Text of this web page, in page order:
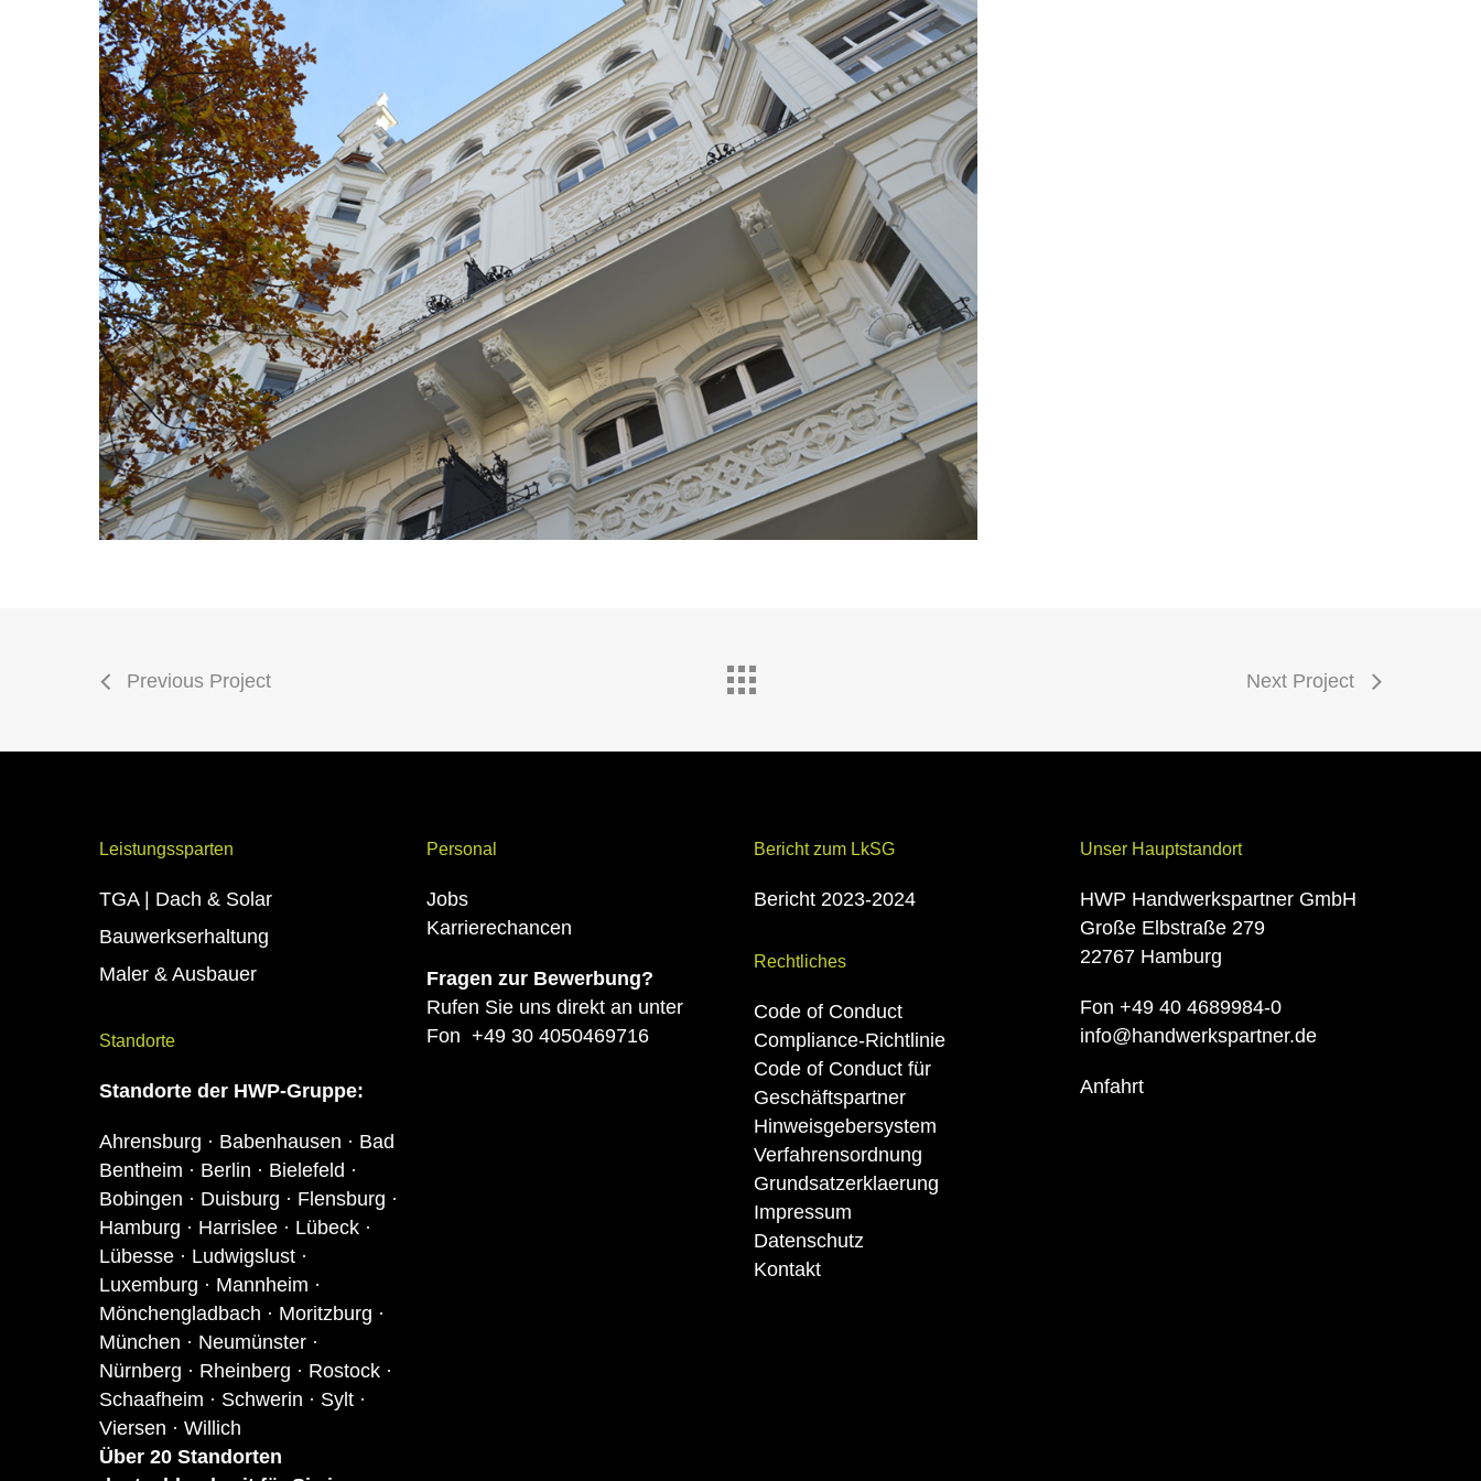
Previous Project Next Project
Leistungssparten
TGA | Dach & Solar
Bauwerkserhaltung
Maler & Ausbauer
Standorte
Standorte der HWP-Gruppe:
Ahrensburg · Babenhausen · Bad
Bentheim · Berlin · Bielefeld ·
Bobingen · Duisburg · Flensburg ·
Hamburg · Harrislee · Lübeck ·
Lübesse · Ludwigslust ·
Luxemburg · Mannheim ·
Mönchengladbach · Moritzburg ·
München · Neumünster ·
Nürnberg · Rheinberg · Rostock ·
Schaafheim · Schwerin · Sylt ·
Viersen · Willich
Über 20 Standorten
Personal
Jobs
Karrierechancen
Fragen zur Bewerbung?
Rufen Sie uns direkt an unter
Fon +49 30 4050469716
Bericht zum LkSG
Bericht 2023-2024
Rechtliches
Code of Conduct
Compliance-Richtlinie
Code of Conduct für
Geschäftspartner
Hinweisgebersystem
Verfahrensordnung
Grundsatzerklaerung
Impressum
Datenschutz
Kontakt
Unser Hauptstandort
HWP Handwerkspartner GmbH
Große Elbstraße 279
22767 Hamburg
Fon +49 40 4689984-0
info@handwerkspartner.de
Anfahrt